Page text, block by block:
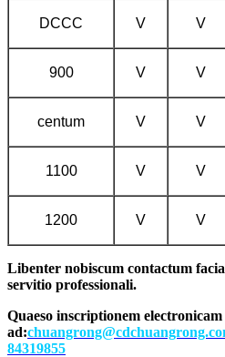
DCCC V V
900 V V
centum V V
1100 V V
1200 V V
Libenter nobiscum contactum
servitio professionali.
Quaeso inscriptionem
ad:
84319855